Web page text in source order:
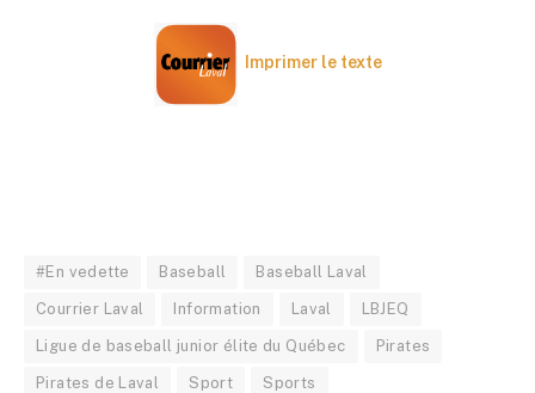
Imprimer le texte
#En vedette Baseball Baseball Laval
Courrier Laval Information Laval LBJEQ
Ligue de baseball junior élite du Québec Pirates
Pirates de Laval Sport Sports